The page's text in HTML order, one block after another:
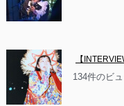
【
134件のビ